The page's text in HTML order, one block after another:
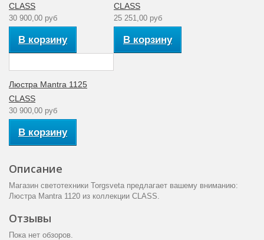
CLASS
30 900,00 руб
В корзину
CLASS
25 251,00 руб
В корзину
Люстра Mantra 1125
CLASS
30 900,00 руб
В корзину
Описание
Магазин светотехники Torgsveta предлагает вашему вниманию:
Люстра Mantra 1120 из коллекции CLASS.
Отзывы
Пока нет обзоров.